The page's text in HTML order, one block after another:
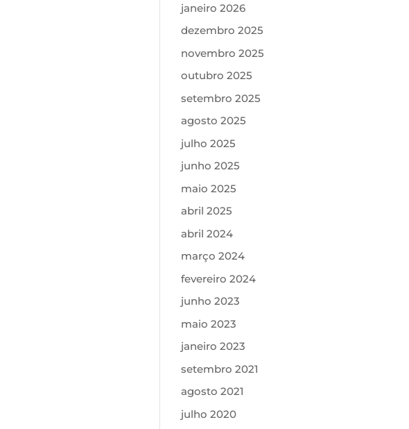
janeiro 2026
dezembro 2025
novembro 2025
outubro 2025
setembro 2025
agosto 2025
julho 2025
junho 2025
maio 2025
abril 2025
abril 2024
março 2024
fevereiro 2024
junho 2023
maio 2023
janeiro 2023
setembro 2021
agosto 2021
julho 2020